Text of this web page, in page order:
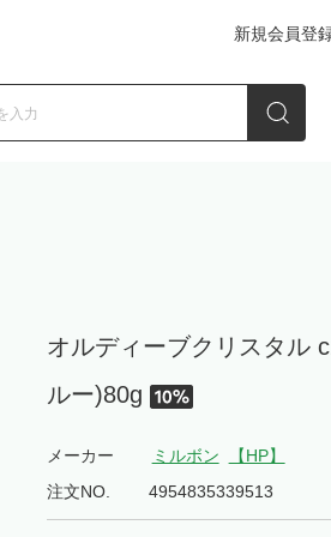
新規会員登
オルディーブクリスタル
ルー)80g
メーカー ミルボン
【HP】
注文NO.
4954835339513